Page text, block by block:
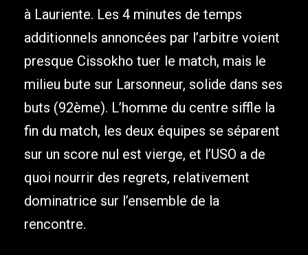
à Lauriente. Les 4 minutes de temps
additionnels annoncées par l’arbitre voient
presque Cissokho tuer le match, mais le
milieu bute sur Larsonneur, solide dans ses
buts (92ème). L’homme du centre siffle la
fin du match, les deux équipes se séparent
sur un score nul est vierge, et l’USO a de
quoi nourrir des regrets, relativement
dominatrice sur l’ensemble de la
rencontre.